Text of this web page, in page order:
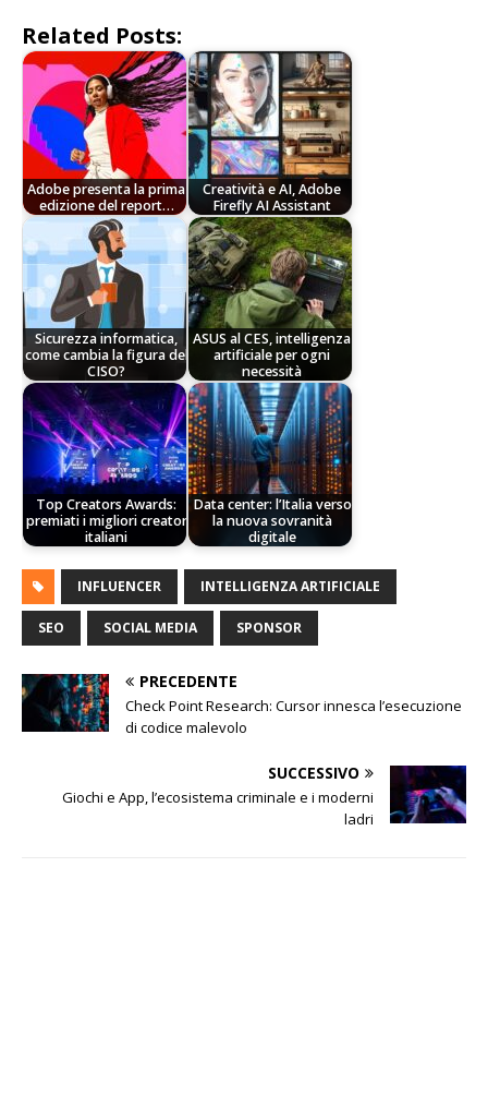
Related Posts:
Adobe presenta la prima
edizione del report…
Creatività e AI, Adobe
Firefly AI Assistant
Sicurezza informatica,
come cambia la figura del
CISO?
ASUS al CES, intelligenza
artificiale per ogni
necessità
Top Creators Awards:
premiati i migliori creator
italiani
Data center: l’Italia verso
la nuova sovranità
digitale
INFLUENCER INTELLIGENZA ARTIFICIALE
SEO SOCIAL MEDIA SPONSOR
PRECEDENTE
Check Point Research: Cursor innesca l’esecuzione
di codice malevolo
SUCCESSIVO
Giochi e App, l’ecosistema criminale e i moderni
ladri